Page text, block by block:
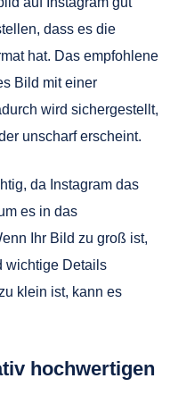
dass es die
hat. Das empfohlene
Bild mit einer
wird sichergestellt,
unscharf erscheint.
da Instagram das
es in das
Ihr Bild zu groß ist,
wichtige Details
klein ist, kann es
hochwertigen